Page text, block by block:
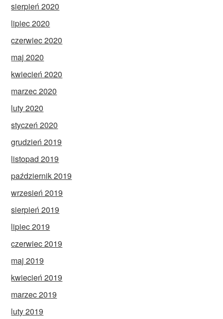
sierpień 2020
lipiec 2020
czerwiec 2020
maj 2020
kwiecień 2020
marzec 2020
luty 2020
styczeń 2020
grudzień 2019
listopad 2019
październik 2019
wrzesień 2019
sierpień 2019
lipiec 2019
czerwiec 2019
maj 2019
kwiecień 2019
marzec 2019
luty 2019